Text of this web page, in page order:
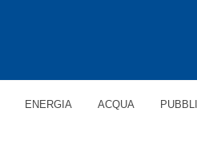
ENERGIA ACQUA